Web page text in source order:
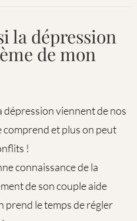
la dépression
de mon
dépression viennent de nos
comprend et plus on peut
!
connaissance de la
de son couple aide
prend le temps de régler